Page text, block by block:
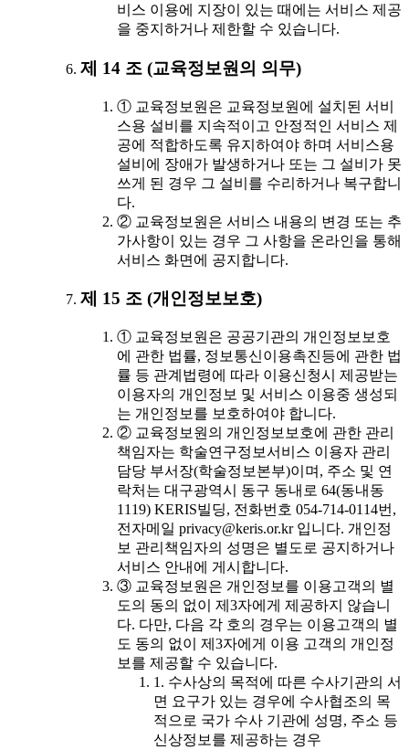
비스 이용에 지장이 있는 때에는 서비스 제공
을 중지하거나 제한할 수 있습니다.
제 14 조 (교육정보원의 의무)
① 교육정보원은 교육정보원에 설치된 서비
스용 설비를 지속적이고 안정적인 서비스 제
공에 적합하도록 유지하여야 하며 서비스용
설비에 장애가 발생하거나 또는 그 설비가 못
쓰게 된 경우 그 설비를 수리하거나 복구합니
다.
② 교육정보원은 서비스 내용의 변경 또는 추
가사항이 있는 경우 그 사항을 온라인을 통해
서비스 화면에 공지합니다.
제 15 조 (개인정보보호)
① 교육정보원은 공공기관의 개인정보보호
에 관한 법률, 정보통신이용촉진등에 관한 법
률 등 관계법령에 따라 이용신청시 제공받는
이용자의 개인정보 및 서비스 이용중 생성되
는 개인정보를 보호하여야 합니다.
② 교육정보원의 개인정보보호에 관한 관리
책임자는 학술연구정보서비스 이용자 관리
담당 부서장(학술정보본부)이며, 주소 및 연
락처는 대구광역시 동구 동내로 64(동내동
1119) KERIS빌딩, 전화번호 054-714-0114번,
전자메일 privacy@keris.or.kr 입니다. 개인정
보 관리책임자의 성명은 별도로 공지하거나
서비스 안내에 게시합니다.
③ 교육정보원은 개인정보를 이용고객의 별
도의 동의 없이 제3자에게 제공하지 않습니
다. 다만, 다음 각 호의 경우는 이용고객의 별
도 동의 없이 제3자에게 이용 고객의 개인정
보를 제공할 수 있습니다.
1. 수사상의 목적에 따른 수사기관의 서
면 요구가 있는 경우에 수사협조의 목
적으로 국가 수사 기관에 성명, 주소 등
신상정보를 제공하는 경우